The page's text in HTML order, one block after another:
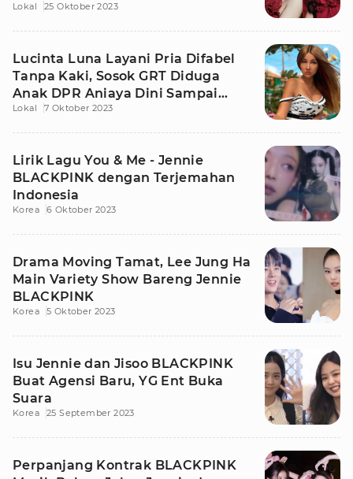
Lokal 25 Oktober 2023
Lucinta Luna Layani Pria Difabel
Tanpa Kaki, Sosok GRT Diduga
Anak DPR Aniaya Dini Sampai
Tewas
Lokal 7 Oktober 2023
Lirik Lagu You & Me - Jennie
BLACKPINK dengan Terjemahan
Indonesia
Korea 6 Oktober 2023
Drama Moving Tamat, Lee Jung Ha
Main Variety Show Bareng Jennie
BLACKPINK
Korea 5 Oktober 2023
Isu Jennie dan Jisoo BLACKPINK
Buat Agensi Baru, YG Ent Buka
Suara
Korea 25 September 2023
Perpanjang Kontrak BLACKPINK